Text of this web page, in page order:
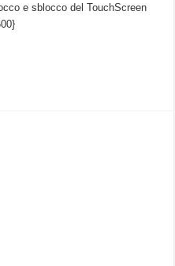
e sblocco del TouchScreen